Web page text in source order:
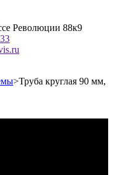
Революции 88к9
>Труба круглая 90 мм,